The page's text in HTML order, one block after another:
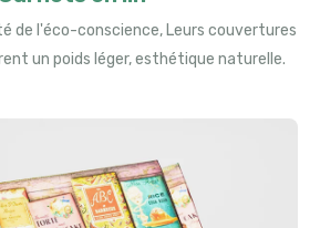
de l'éco-conscience, Leurs couvertures
un poids léger, esthétique naturelle.